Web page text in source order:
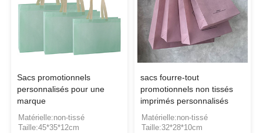
Sacs promotionnels
personnalisés pour une
marque
Matérielle:non-tissé
Taille:45*35*12cm
sacs fourre-tout
promotionnels non tissés
imprimés personnalisés
Matérielle:non-tissé
Taille:32*28*10cm